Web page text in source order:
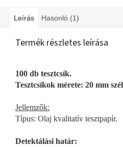
Leírás Hasonló (1)
Termék részletes leírása
100 db tesztcsík.
Tesztcsíkok mérete: 20 mm
Jellemzők:
Típus: Olaj kvalitatív tesztpapír.
Detektálási határ: